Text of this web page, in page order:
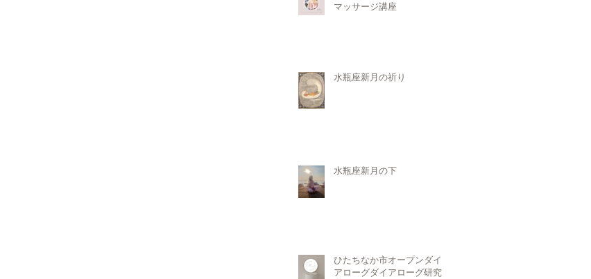
マッサージ講座
水瓶座新月の祈り
水瓶座新月の下
ひたちなか市オープンダイ
アローグダイアローグ研究